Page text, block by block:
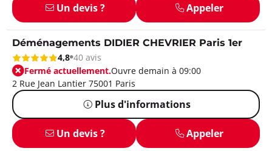
Un devis ? Appeler
Déménagements DIDIER CHEVRIER Paris 1er
4,8 40 avis
Fermé actuellement.Ouvre demain à 09:00
2 Rue Jean Lantier 75001 Paris
Plus d'informations
Un devis ? Appeler